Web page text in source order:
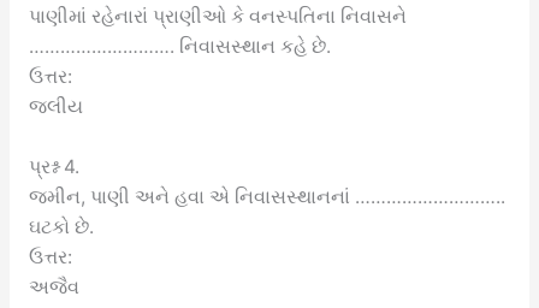
પાણીમાં રહેનારાં પ્રાણીઓ કે વનસ્પતિના નિવાસને
………………………. નિવાસસ્થાન કહે છે.
ઉત્તર:
જલીય
પ્રશ્ન 4.
જમીન, પાણી અને હવા એ નિવાસસ્થાનનાં ………………………..
ઘટકો છે.
ઉત્તર:
અજૈવ